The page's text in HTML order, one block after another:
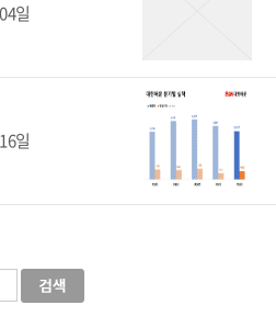
일
일